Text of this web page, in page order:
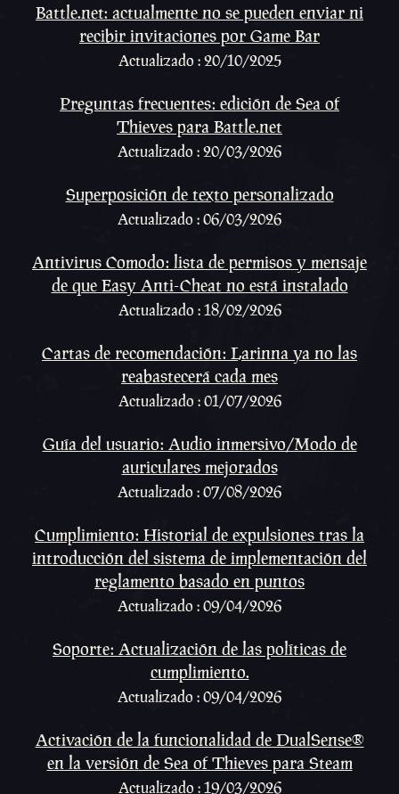
Battle.net: actualmente no se pueden enviar ni
recibir invitaciones por Game Bar
Actualizado : 20/10/2025
Preguntas frecuentes: edición de Sea of
Thieves para Battle.net
Actualizado : 20/03/2026
Superposición de texto personalizado
Actualizado : 06/03/2026
Antivirus Comodo: lista de permisos y mensaje
de que Easy Anti-Cheat no está instalado
Actualizado : 18/02/2026
Cartas de recomendación: Larinna ya no las
reabastecerá cada mes
Actualizado : 01/07/2026
Guía del usuario: Audio inmersivo/Modo de
auriculares mejorados
Actualizado : 07/08/2026
Cumplimiento: Historial de expulsiones tras la
introducción del sistema de implementación del
reglamento basado en puntos
Actualizado : 09/04/2026
Soporte: Actualización de las políticas de
cumplimiento.
Actualizado : 09/04/2026
Activación de la funcionalidad de DualSense®
en la versión de Sea of Thieves para Steam
Actualizado : 19/03/2026